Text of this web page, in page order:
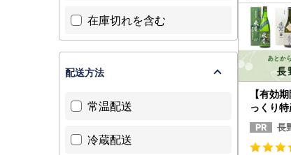
【有効
っくり
野県飯山
ト
長
在庫切れを含む
配送方法
常温配送
冷蔵配送